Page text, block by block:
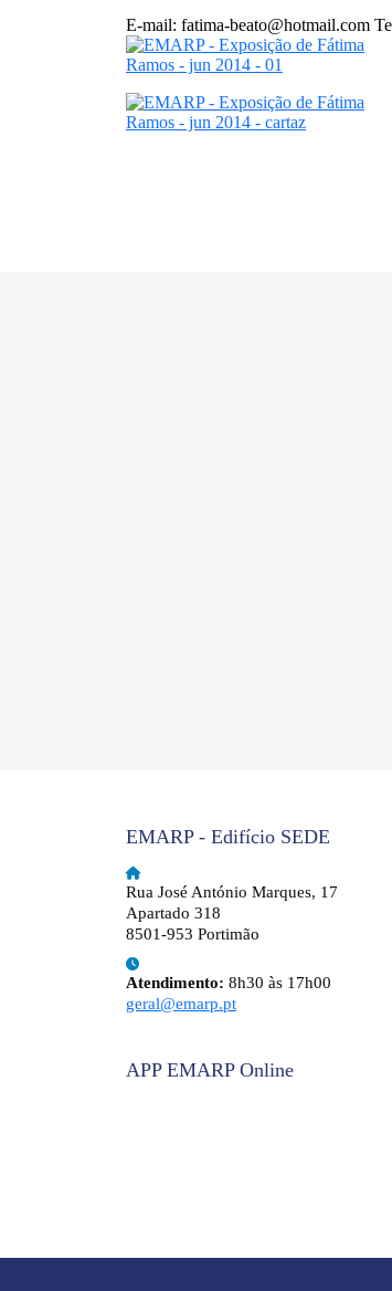
E-mail: fatima-beato@hotmail.com
EMARP - Edifício SEDE
Rua José António Marques, 17
Apartado 318
8501-953 Portimão
Atendimento: 8h30 às 17h00
geral@emarp.pt
APP EMARP Online